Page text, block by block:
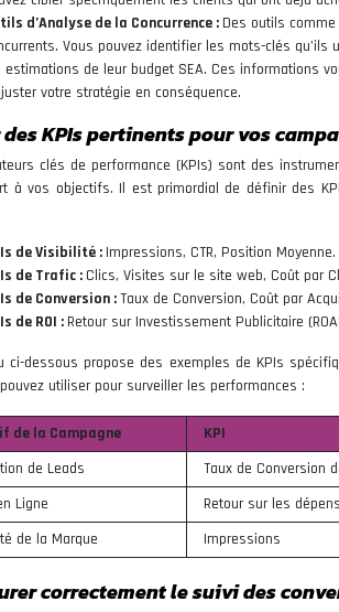
d’Analyse de la Concurrence : Des outils
Vous pouvez identifier les mots-clés
estimations de leur budget SEA. Ces informations
votre stratégie en conséquence.
KPIs pertinents pour vos
clés de performance (KPIs) sont des
à vos objectifs. Il est primordial de définir des
de Visibilité : Impressions, CTR, Position Moyenne.
de Trafic : Clics, Visites sur le site web, Coût par
de Conversion :Taux de Conversion, Coût par
de ROI : Retour sur Investissement Publicitaire
ci-dessous propose des exemples de KPIs
utiliser pour surveiller les performances :
de la Campagne KPI
de Leads
Taux de Conversion
Ligne
Retour sur les
de la Marque
Impressions
correctement le suivi des